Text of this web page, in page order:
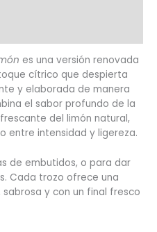
es una versión renovada
cítrico que despierta
y elaborada de manera
el sabor profundo de la
del limón natural,
entre intensidad y ligereza.
de embutidos, o para dar
Cada trozo ofrece una
y con un final fresco